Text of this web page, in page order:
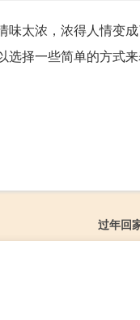
太浓，浓得人情变
择一些简单的方式
过年回